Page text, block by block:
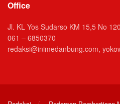
Office
Jl. KL Yos Sudarso KM 15,5 No
061 – 6850370
redaksi@inimedanbung.com,